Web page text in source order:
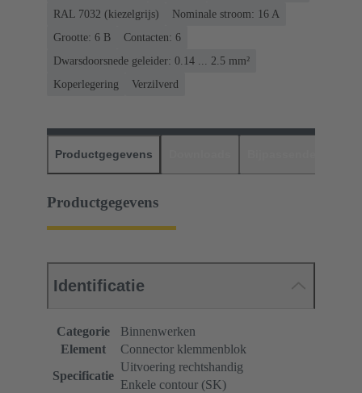
RAL 7032 (kiezelgrijs)
Nominale stroom: ‌16 A
Grootte: 6 B
Contacten: 6
Dwarsdoorsnede geleider: 0.14 ... 2.5 mm²
Koperlegering
Verzilverd
Productgegevens
Productgegevens
Identificatie
Categorie
Binnenwerken
Element
Connector klemmenblok
Specificatie
Uitvoering rechtshandig
Enkele contour (SK)